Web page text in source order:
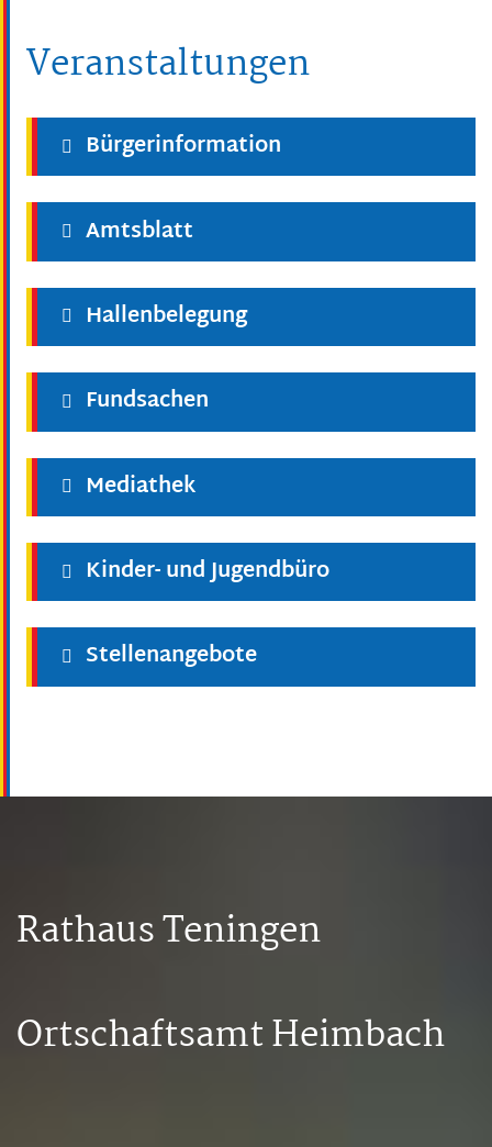
Veranstaltungen
Bürgerinformation
Amtsblatt
Hallenbelegung
Fundsachen
Mediathek
Kinder- und Jugendbüro
Stellenangebote
Rathaus Teningen
Ortschaftsamt Heimbach